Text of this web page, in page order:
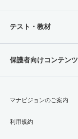
テスト・教材
保護者向けコンテンツ
マナビジョンのご案内
利用規約